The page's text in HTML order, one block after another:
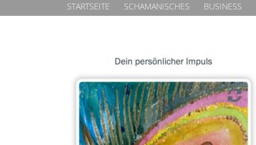
STARTSEITE SCHAMANISCHES BUSINESS